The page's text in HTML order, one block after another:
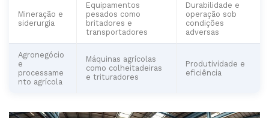
Mineração e
siderurgia
Equipamentos
pesados como
britadores e
transportadores
Durabilidade e
operação sob
condições
adversas
Agronegócio
e
processame
nto agrícola
Máquinas agrícolas
como colheitadeiras
e trituradores
Produtividade e
eficiência